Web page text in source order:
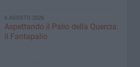
6 AGOSTO 2026
Aspettando il Palio della Quercia:
il Fantapalio